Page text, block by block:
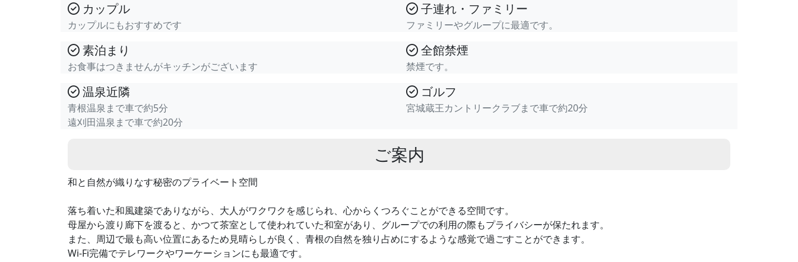
カップル
カップルにもおすすめです
子連れ・ファミリー
ファミリーやグループに最適です。
素泊まり
お食事はつきませんがキッチンがございます
全館禁煙
禁煙です。
温泉近隣
青根温泉まで車で約5分
遠刈田温泉まで車で約20分
ゴルフ
宮城蔵王カントリークラブまで車で約20分
ご案内
和と自然が織りなす秘密のプライベート空間
落ち着いた和風建築でありながら、大人がワクワクを感じられ、心からくつろぐことができる空間です。
母屋から渡り廊下を渡ると、かつて茶室として使われていた和室があり、グループでの利用の際もプライバシーが保たれます。
また、周辺で最も高い位置にあるため見晴らしが良く、青根の自然を独り占めにするような感覚で過ごすことができます。
Wi-Fi完備でテレワークやワーケーションにも最適です。